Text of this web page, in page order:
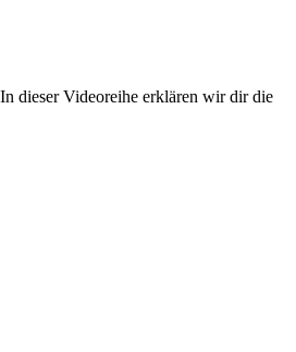
dieser Videoreihe erklären wir dir die